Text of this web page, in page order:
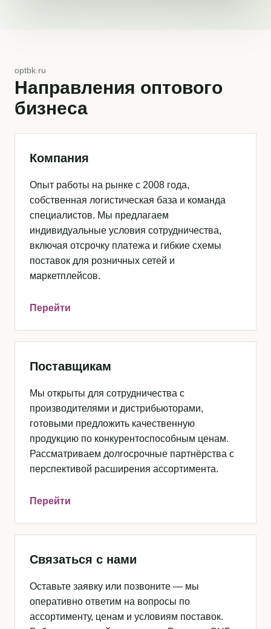
optbk.ru
Направления оптового
бизнеса
Компания
Опыт работы на рынке с 2008 года,
собственная логистическая база и команда
специалистов. Мы предлагаем
индивидуальные условия сотрудничества,
включая отсрочку платежа и гибкие схемы
поставок для розничных сетей и
маркетплейсов.
Перейти
Поставщикам
Мы открыты для сотрудничества с
производителями и дистрибьюторами,
готовыми предложить качественную
продукцию по конкурентоспособным ценам.
Рассматриваем долгосрочные партнёрства с
перспективой расширения ассортимента.
Перейти
Связаться с нами
Оставьте заявку или позвоните — мы
оперативно ответим на вопросы по
ассортименту, ценам и условиям поставок.